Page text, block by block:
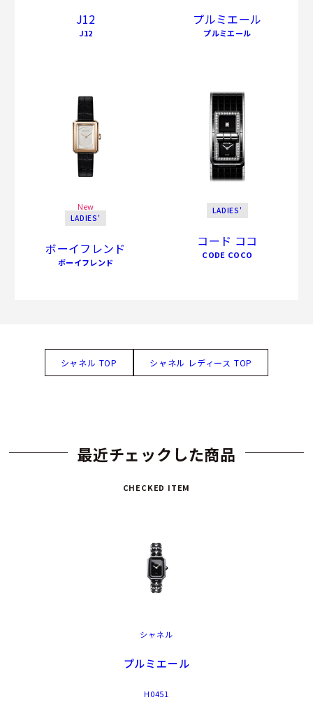
J12
J12
プルミエール
プルミエール
New
LADIES'
ボーイフレンド
ボーイフレンド
LADIES'
コード ココ
CODE COCO
シャネル TOP シャネル レディース TOP
最近チェックした商品
CHECKED ITEM
シャネル
プルミエール
H0451